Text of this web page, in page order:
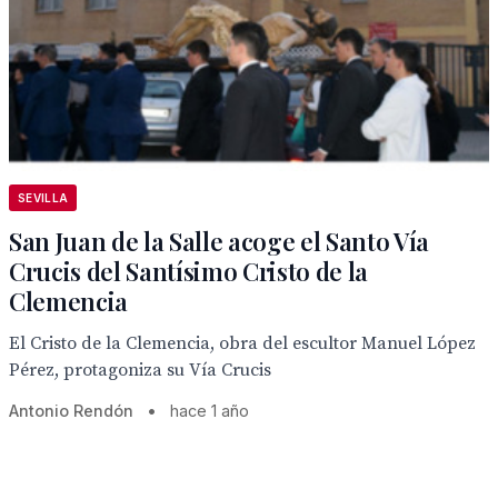
SEVILLA
San Juan de la Salle acoge el Santo Vía
Crucis del Santísimo Cristo de la
Clemencia
El Cristo de la Clemencia, obra del escultor Manuel López
Pérez, protagoniza su Vía Crucis
Antonio Rendón • hace 1 año